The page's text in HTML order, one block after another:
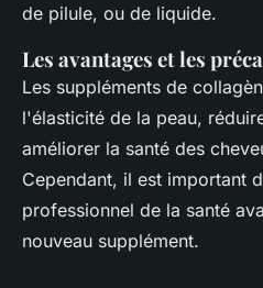
de pilule, ou de liquide.
Les avantages et les
Les suppléments de
l'élasticité de la peau,
améliorer la santé des
Cependant, il est important
professionnel de la santé
nouveau supplément.